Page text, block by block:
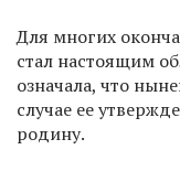
Для многих
стал настоящим
означала, что
случае ее
родину.